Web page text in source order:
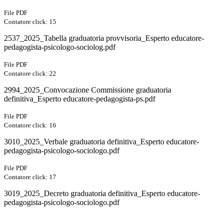
File PDF
Contatore click: 15
2537_2025_Tabella graduatoria provvisoria_Esperto educatore-
pedagogista-psicologo-sociolog.pdf
File PDF
Contatore click: 22
2994_2025_Convocazione Commissione graduatoria
definitiva_Esperto educatore-pedagogista-ps.pdf
File PDF
Contatore click: 16
3010_2025_Verbale graduatoria definitiva_Esperto educatore-
pedagogista-psicologo-sociologo.pdf
File PDF
Contatore click: 17
3019_2025_Decreto graduatoria definitiva_Esperto educatore-
pedagogista-psicologo-sociologo.pdf